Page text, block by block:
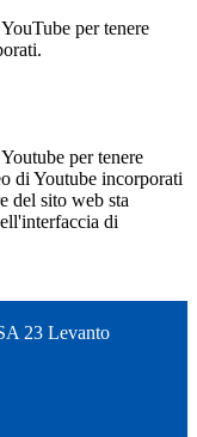
per tenere
per tenere
di Youtube incorporati
del sito web sta
di
23 Levanto